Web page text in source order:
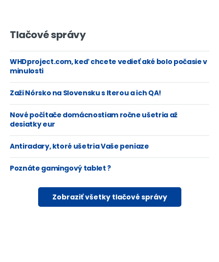
Tlačové správy
WHDproject.com, keď chcete vedieť aké bolo počasie v
minulosti
Zaži Nórsko na Slovensku s Iterou a ich QA!
Nové počítače domácnostiam ročne ušetria až
desiatky eur
Antiradary, ktoré ušetria Vaše peniaze
Poznáte gamingový tablet ?
Zobraziť všetky tlačové správy